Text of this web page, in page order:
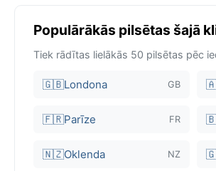
Populārākās pilsētas šajā
Tiek rādītas lielākās 50 pilsētas pēc
🇬🇧Londona GB
🇫🇷Parīze FR
🇳🇿Oklenda NZ